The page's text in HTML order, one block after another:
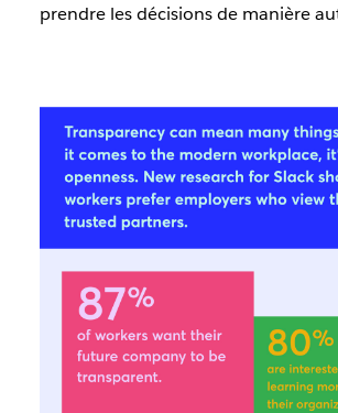
prendre les décisions de manière